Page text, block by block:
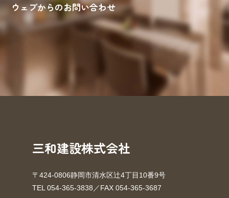
ウェブからのお問い合わせ
お問い合わせ 資料請求
三和建設株式会社
〒424-0806静岡市清水区辻4丁目10番9号
TEL 054-365-3838／FAX 054-365-3687